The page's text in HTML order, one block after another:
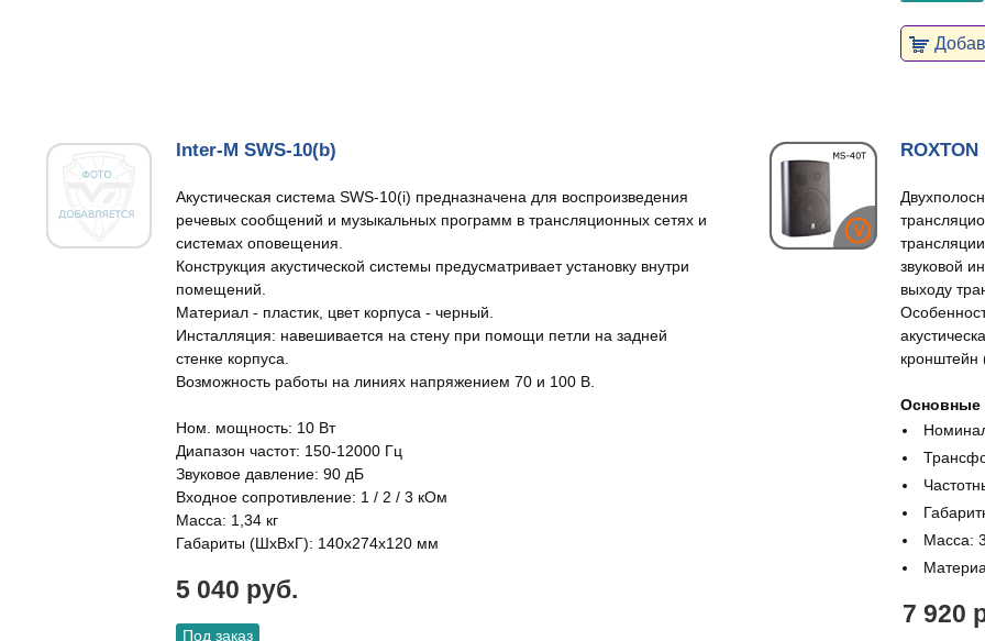
Inter-M SWS-10(b)
Акустическая система SWS-10(i) предназначена для воспроизведения
речевых сообщений и музыкальных программ в трансляционных сетях и
системах оповещения.
Конструкция акустической системы предусматривает установку внутри
помещений.
Материал - пластик, цвет корпуса - черный.
Инсталляция: навешивается на стену при помощи петли на задней
стенке корпуса.
Возможность работы на линиях напряжением 70 и 100 В.
Ном. мощность: 10 Вт
Диапазон частот: 150-12000 Гц
Звуковое давление: 90 дБ
Входное сопротивление: 1 / 2 / 3 кОм
Масса: 1,34 кг
Габариты (ШxВxГ): 140х274х120 мм
5 040 руб.
Под заказ
ROXTON
звуковой
выходу
кронштейн
Основные
Масса:
7 920